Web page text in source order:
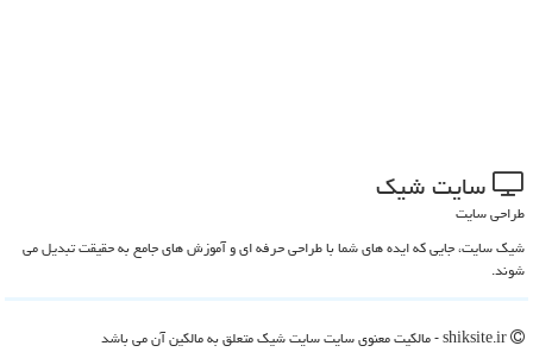
سایت شیك
طراحی سایت
شیک سایت، جایی که ایده های شما با طراحی حرفه ای و آموزش های جامع به حقیقت تبدیل می
شوند.